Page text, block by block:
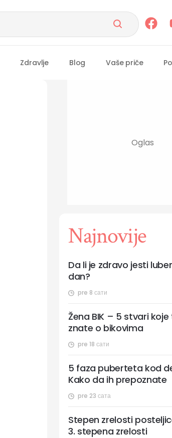
Zdravlje Blog Vaše priče
Najnovije
pre 8 сати
Da li je zdravo jesti
dan?
pre 18 сати
Žena BIK – 5 stvari
znate o bikovima
pre 23 сата
5 faza puberteta kod
Kako da ih prepoznate
Stepen zrelosti
3. stepena zrelosti